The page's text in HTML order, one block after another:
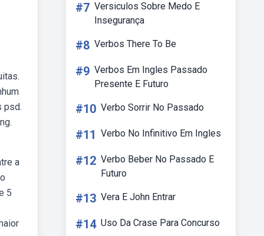
psd.
a
5
#7 Versiculos Sobre Medo E
Insegurança
#8 Verbos There To Be
#9 Verbos Em Ingles Passado
Presente E Futuro
#10 Verbo Sorrir No Passado
#11 Verbo No Infinitivo Em Ingles
#12 Verbo Beber No Passado E
Futuro
#13 Vera E John Entrar
#14 Uso Da Crase Para Concurso